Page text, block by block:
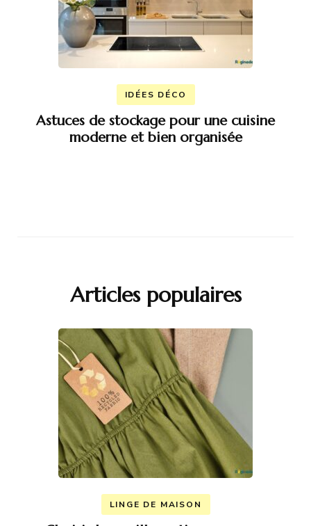
IDÉES DÉCO
Astuces de stockage pour une cuisine
moderne et bien organisée
Articles populaires
LINGE DE MAISON